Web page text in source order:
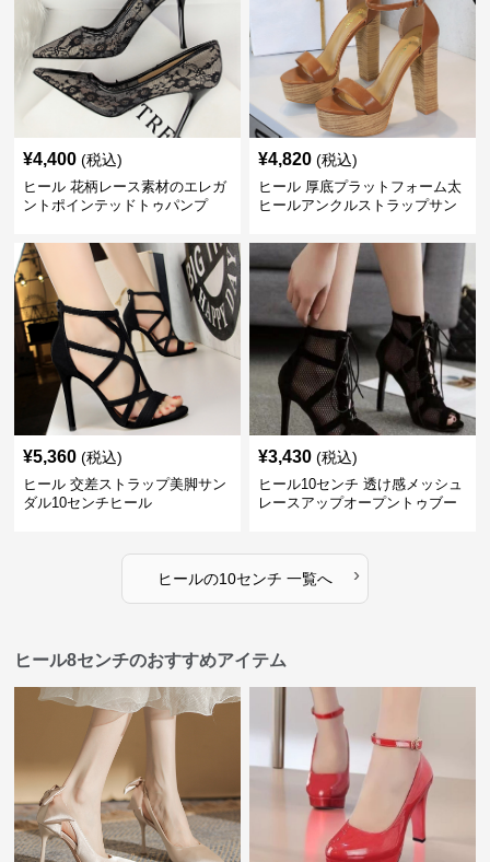
¥4,400 (税込)
ヒール 花柄レース素材のエレガ
ントポインテッドトゥパンプ
¥4,820 (税込)
ヒール 厚底プラットフォーム太
ヒールアンクルストラップサン
¥5,360 (税込)
ヒール 交差ストラップ美脚サン
ダル10センチヒール
¥3,430 (税込)
ヒール10センチ 透け感メッシュ
レースアップオープントゥブー
ヒールの10センチ 一覧へ ›
ヒール8センチのおすすめアイテム